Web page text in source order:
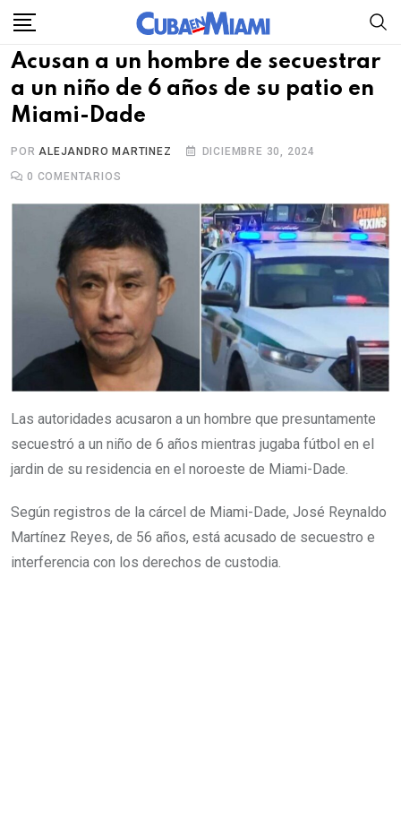
Skip
content
Acusan a un hombre de secuestrar
a un niño de 6 años de su patio en
Miami-Dade
PORALEJANDRO MARTINEZ
DICIEMBRE 30, 2024
0 COMENTARIOS
Las autoridades acusaron a un hombre que presuntamente
secuestró a un niño de 6 años mientras jugaba fútbol en el
jardin de su residencia en el noroeste de Miami-Dade.
Según registros de la cárcel de Miami-Dade, José Reynaldo
Martínez Reyes, de 56 años, está acusado de secuestro e
interferencia con los derechos de custodia.